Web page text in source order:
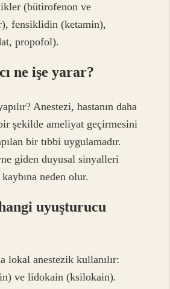
(bütirofenon ve
fensiklidin (ketamin),
propofol).
ne işe yarar?
Anestezi, hastanın daha
şekilde ameliyat geçirmesini
bir tıbbi uygulamadır.
giden duyusal sinyalleri
neden olur.
uyuşturucu
lokal anestezik kullanılır:
ve lidokain (ksilokain).